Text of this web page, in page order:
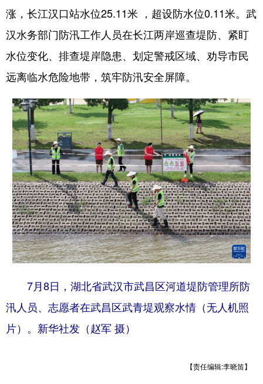
北京 天津 河北 山西
辽宁 吉林 上海
浙江 安徽 福建 江西
山东 河南 湖北 湖南
广东 广西 海南 重庆
四川 贵州 云南 西藏
陕西 甘肃 青海 宁夏
新疆 内蒙古 黑龙江
多语种频道
English Español Français عربى
涨，长江汉口站水位25.11米 ，超设防水位0.11米。武
汉水务部门防汛工作人员在长江两岸巡查堤防、紧盯
水位变化、排查堤岸隐患、划定警戒区域、劝导市民
远离临水危险地带，筑牢防汛安全屏障。
7月8日，湖北省武汉市武昌区河道堤防管理所防
汛人员、志愿者在武昌区武青堤观察水情（无人机照
片）。新华社发（赵军 摄）
【责任编辑:李晓笛】